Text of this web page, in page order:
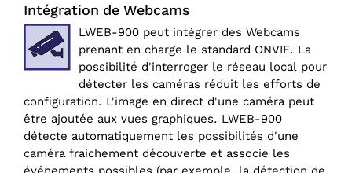
Intégration de Webcams
LWEB-900 peut intégrer des Webcams
prenant en charge le standard ONVIF. La
possibilité d'interroger le réseau local pour
détecter les caméras réduit les efforts de
configuration. L'image en direct d'une caméra peut
être ajoutée aux vues graphiques. LWEB-900
détecte automatiquement les possibilités d'une
caméra fraichement découverte et associe les